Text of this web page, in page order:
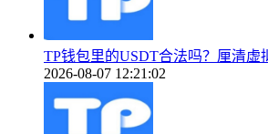
TP钱包里的USDT合法吗？厘清虚
2026-08-07 12:21:02